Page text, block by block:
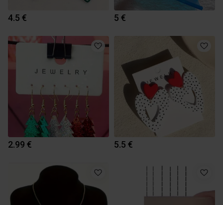
4.5 € 5 €
2.99 € 5.5 €